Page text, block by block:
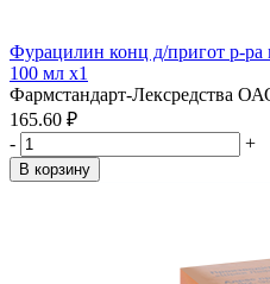
Фурацилин конц д/пригот р-
100 мл x1
Фармстандарт-Лексредства
165.60 ₽
-
+
В корзину